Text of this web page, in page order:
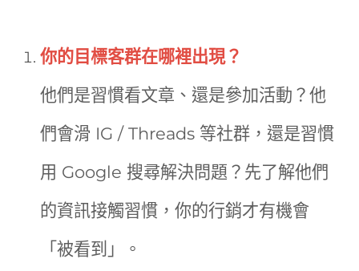
你的目標客群在哪裡出現？
他們是習慣看文章、還是參加活動？他
們會滑 IG / Threads 等社群，還是習慣
用 Google 搜尋解決問題？先了解他們
的資訊接觸習慣，你的行銷才有機會
「被看到」。